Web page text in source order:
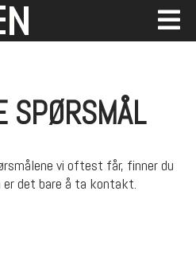
SPØRSMÅL
vi oftest får, finner du
det bare å ta kontakt.